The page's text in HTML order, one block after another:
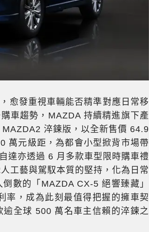
愈發重視車輛能否精準對應日常移
車趨勢，MAZDA 持續精進旗下產
淬鍊版，以全新售價 64.9
萬元級距，為都會小型掀背市場帶
達亦透過 6 月多款車型限時購車禮
工藝與駕馭本質的堅持，化為日常
數的「MAZDA CX-5 絕響臻藏」
，成為此刻最值得把握的擁車契
全球 500 萬名車主信賴的淬鍊之